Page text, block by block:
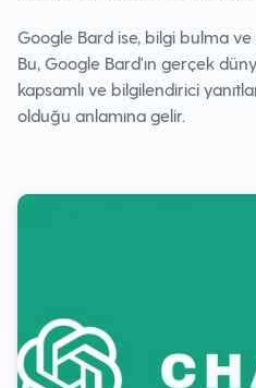
Google Bard ise, bilgi bulma ve
Bu, Google Bard'ın gerçek
kapsamlı ve bilgilendirici
olduğu anlamına gelir.